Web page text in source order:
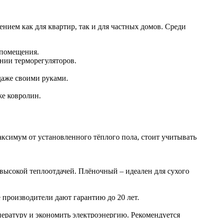
как для квартир, так и для частных домов. Среди
терморегуляторов.
своими руками.
ковролин.
от установленного тёплого пола, стоит учитывать
теплоотдачей. Плёночный – идеален для сухого
дают гарантию до 20 лет.
и экономить электроэнергию. Рекомендуется